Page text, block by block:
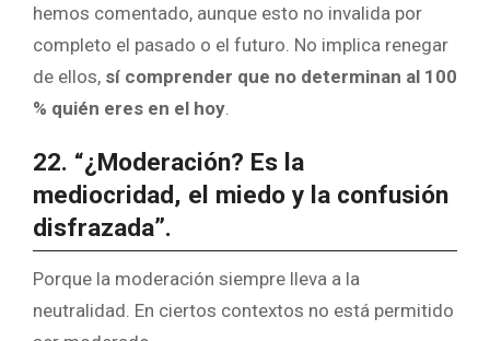
hemos comentado, aunque esto no invalida por
completo el pasado o el futuro. No implica renegar
de ellos, sí comprender que no determinan al 100
% quién eres en el hoy
22. “¿Moderación? Es la
mediocridad, el miedo y la confusión
disfrazada”.
Porque la moderación siempre lleva a la
neutralidad. En ciertos contextos no está permitido